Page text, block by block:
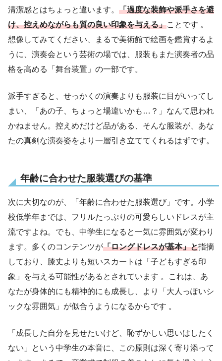
清潔感とはちょっと違います。 「過度な装飾や派手さを避
け、控えめながらも質の良い印象を与える」ことです 。
想像してみてください、まるで美術館で絵画を鑑賞するよ
うに、演奏会という芸術の場では、服装もまた演奏者の品
格を高める「舞台装置」の一部です。
派手すぎると、せっかくの演奏よりも服装に目がいってし
まい、「あの子、ちょっと場違いかも…？」なんて思われ
かねません。控えめだけど品がある、そんな服装が、あな
たの真剣な演奏姿をより一層引き立ててくれるはずです。
年齢に合わせた服装選びの基準
次に大切なのが、「年齢に合わせた服装選び」です。小学
校低学年までは、フリルたっぷりの可愛らしいドレスが主
流ですよね。でも、中学生になると一気に雰囲気が変わり
ます。多くのコンテンツが「ロングドレスが基本」と指摘
しており、膝丈よりも短いスカートは「子どもすぎる印
象」を与える可能性があるとされています 。これは、あ
なたが身体的にも精神的にも成長し、より「大人っぽいシ
ックな雰囲気」が似合うようになるからです 。
「成長した自分を見せたいけど、恥ずかしい思いはしたく
ない」という中学生の本音に、この原則は深く寄り添って